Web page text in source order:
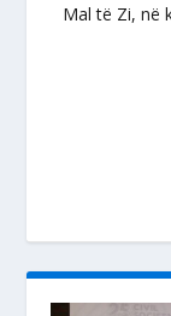
Mal të Zi, në